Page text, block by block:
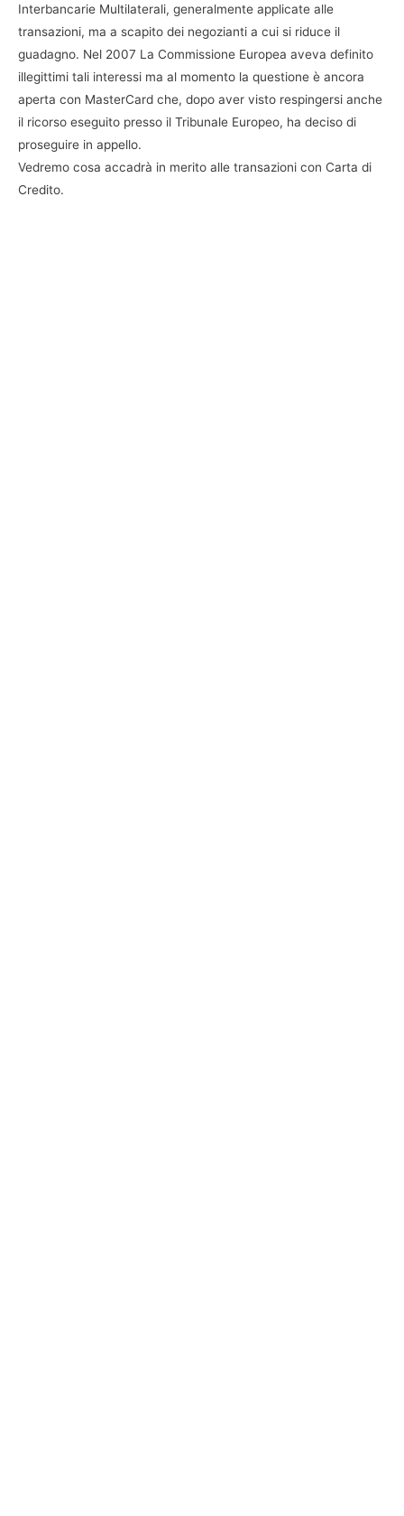
Interbancarie Multilaterali, generalmente applicate alle
transazioni, ma a scapito dei negozianti a cui si riduce il
guadagno. Nel 2007 La Commissione Europea aveva definito
illegittimi tali interessi ma al momento la questione è ancora
aperta con MasterCard che, dopo aver visto respingersi anche
il ricorso eseguito presso il Tribunale Europeo, ha deciso di
proseguire in appello.
Vedremo cosa accadrà in merito alle transazioni con Carta di
Credito.